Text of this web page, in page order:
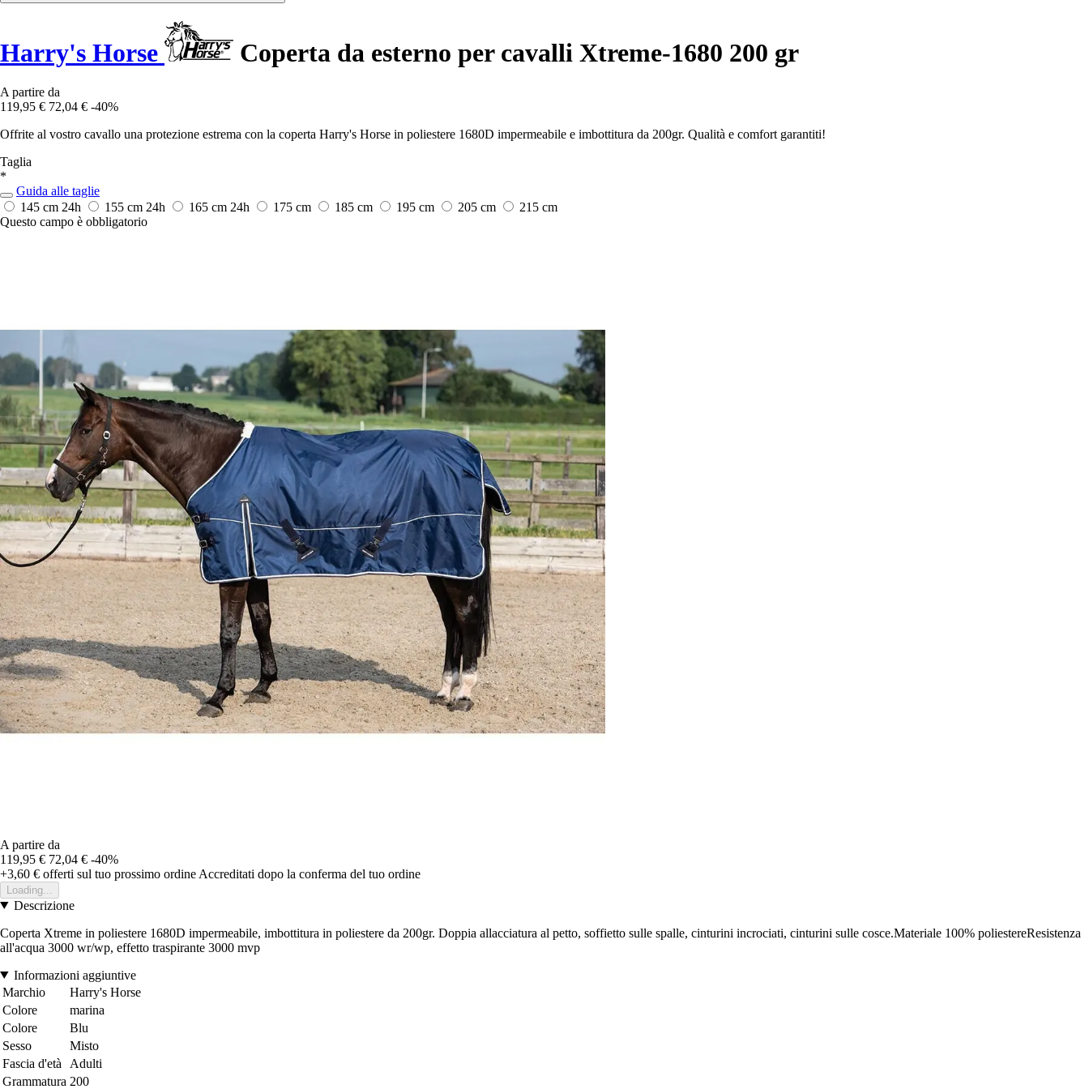
Harry's Horse Coperta da esterno per cavalli Xtreme-1680 200 gr
A partire da
119,95 € 72,04 € -40%
Offrite al vostro cavallo una protezione estrema con la coperta Harry's Horse in poliestere 1680D impermeabile e imbottitura da 200gr. Qualità e comfort garantiti!
Taglia
*
Guida alle taglie
145 cm 24h 155 cm 24h 165 cm 24h 175 cm 185 cm 195 cm 205 cm
215 cm
Questo campo è obbligatorio
A partire da
119,95 € 72,04 € -40%
+3,60 € offerti sul tuo prossimo ordine Accreditati dopo la conferma del tuo ordine
Loading...
Descrizione
Coperta Xtreme in poliestere 1680D impermeabile, imbottitura in poliestere da 200gr. Doppia allacciatura al petto, soffietto sulle spalle, cinturini incrociati, cinturini sulle cosce.Materiale 100% poliestereResistenza
all'acqua 3000 wr/wp, effetto traspirante 3000 mvp
Informazioni aggiuntive
Marchio
Harry's Horse
Colore
marina
Colore
Blu
Sesso
Misto
Fascia d'età
Adulti
Grammatura 200